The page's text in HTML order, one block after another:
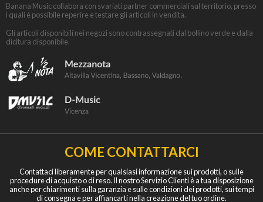
Banana Music collabora con svariati partner commerciali sul territorio, presso
i quali è possibile reperire e testare gli articoli in vendita.
Gli articoli disponibili nei negozi sono contrassegnati dal bollino verde e dalla
dicitura disponibile.
COME CONTATTARCI
Contattaci liberamente per qualsiasi informazione sui prodotti, o sulle
procedure di acquisto o di reso. Il nostro Servizio Clienti è a tua disposizione
anche per chiarimenti sulla garanzia e sulle condizioni dei prodotti, sui tempi
di consegna e per affiancarti nella creazione del tuo ordine.